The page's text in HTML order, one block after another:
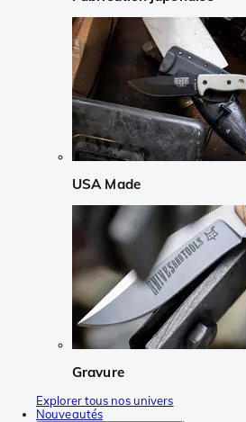
USA Made
Gravure
Explorer tous nos univers
Nouveautés